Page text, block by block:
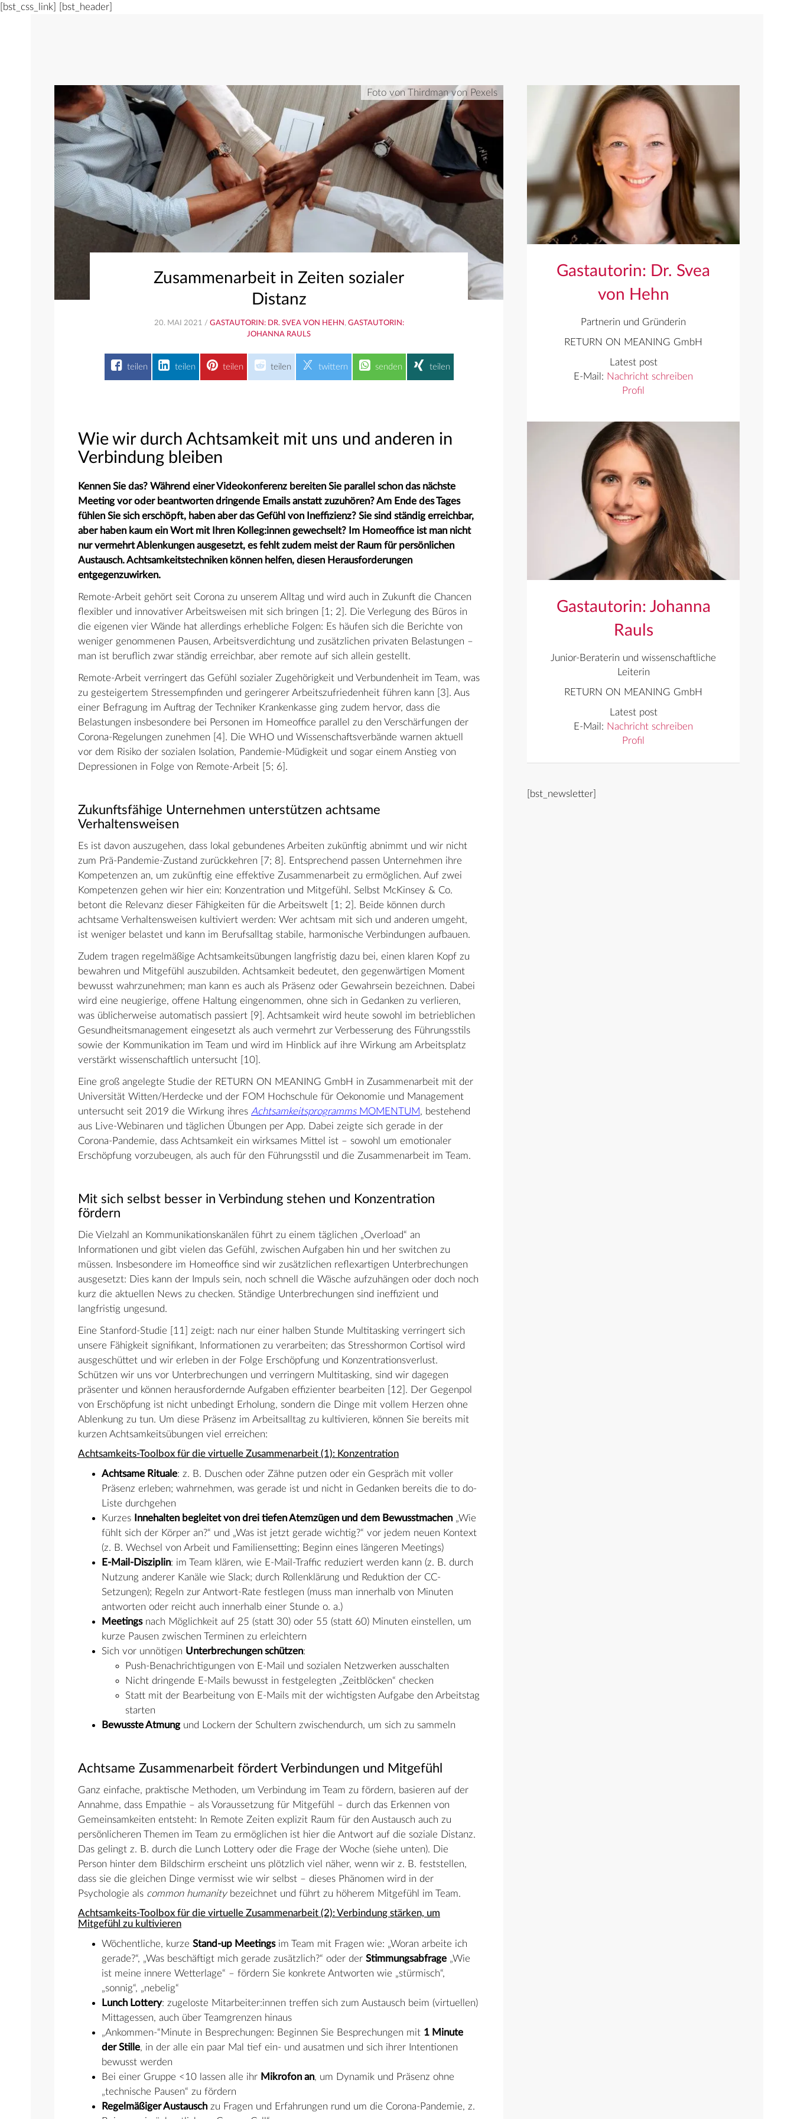
[bst_css_link] [bst_header]
Foto von Thirdman von Pexels
Zusammenarbeit in Zeiten sozialer
Distanz
20. MAI 2021 / GASTAUTORIN: DR. SVEA VON HEHN , GASTAUTORIN:
JOHANNA RAULS
teilen teilen teilen teilen twittern senden teilen
Wie wir durch Achtsamkeit mit uns und anderen in
Verbindung bleiben
Kennen Sie das? Während einer Videokonferenz bereiten Sie parallel schon das nächste
Meeting vor oder beantworten dringende Emails anstatt zuzuhören? Am Ende des Tages
fühlen Sie sich erschöpft, haben aber das Gefühl von Ineffizienz? Sie sind ständig erreichbar,
aber haben kaum ein Wort mit Ihren Kolleg:innen gewechselt? Im Homeoffice ist man nicht
nur vermehrt Ablenkungen ausgesetzt, es fehlt zudem meist der Raum für persönlichen
Austausch. Achtsamkeitstechniken können helfen, diesen Herausforderungen
entgegenzuwirken.
Remote-Arbeit gehört seit Corona zu unserem Alltag und wird auch in Zukunft die Chancen
flexibler und innovativer Arbeitsweisen mit sich bringen [1; 2]. Die Verlegung des Büros in
die eigenen vier Wände hat allerdings erhebliche Folgen: Es häufen sich die Berichte von
weniger genommenen Pausen, Arbeitsverdichtung und zusätzlichen privaten Belastungen –
man ist beruflich zwar ständig erreichbar, aber remote auf sich allein gestellt.
Remote-Arbeit verringert das Gefühl sozialer Zugehörigkeit und Verbundenheit im Team, was
zu gesteigertem Stressempfinden und geringerer Arbeitszufriedenheit führen kann [3]. Aus
einer Befragung im Auftrag der Techniker Krankenkasse ging zudem hervor, dass die
Belastungen insbesondere bei Personen im Homeoffice parallel zu den Verschärfungen der
Corona-Regelungen zunehmen [4]. Die WHO und Wissenschaftsverbände warnen aktuell
vor dem Risiko der sozialen Isolation, Pandemie-Müdigkeit und sogar einem Anstieg von
Depressionen in Folge von Remote-Arbeit [5; 6].
Zukunftsfähige Unternehmen unterstützen achtsame
Verhaltensweisen
Es ist davon auszugehen, dass lokal gebundenes Arbeiten zukünftig abnimmt und wir nicht
zum Prä-Pandemie-Zustand zurückkehren [7; 8]. Entsprechend passen Unternehmen ihre
Kompetenzen an, um zukünftig eine effektive Zusammenarbeit zu ermöglichen. Auf zwei
Kompetenzen gehen wir hier ein: Konzentration und Mitgefühl. Selbst McKinsey & Co.
betont die Relevanz dieser Fähigkeiten für die Arbeitswelt [1; 2]. Beide können durch
achtsame Verhaltensweisen kultiviert werden: Wer achtsam mit sich und anderen umgeht,
ist weniger belastet und kann im Berufsalltag stabile, harmonische Verbindungen aufbauen.
Zudem tragen regelmäßige Achtsamkeitsübungen langfristig dazu bei, einen klaren Kopf zu
bewahren und Mitgefühl auszubilden. Achtsamkeit bedeutet, den gegenwärtigen Moment
bewusst wahrzunehmen; man kann es auch als Präsenz oder Gewahrsein bezeichnen. Dabei
wird eine neugierige, offene Haltung eingenommen, ohne sich in Gedanken zu verlieren,
was üblicherweise automatisch passiert [9]. Achtsamkeit wird heute sowohl im betrieblichen
Gesundheitsmanagement eingesetzt als auch vermehrt zur Verbesserung des Führungsstils
sowie der Kommunikation im Team und wird im Hinblick auf ihre Wirkung am Arbeitsplatz
verstärkt wissenschaftlich untersucht [10].
Eine groß angelegte Studie der RETURN ON MEANING GmbH in Zusammenarbeit mit der
Universität Witten/Herdecke und der FOM Hochschule für Oekonomie und Management
untersucht seit 2019 die Wirkung ihres AchtsamkeitsprogrammsMOMENTUM, bestehend
aus Live-Webinaren und täglichen Übungen per App. Dabei zeigte sich gerade in der
Corona-Pandemie, dass Achtsamkeit ein wirksames Mittel ist – sowohl um emotionaler
Erschöpfung vorzubeugen, als auch für den Führungsstil und die Zusammenarbeit im Team.
Mit sich selbst besser in Verbindung stehen und Konzentration
fördern
Die Vielzahl an Kommunikationskanälen führt zu einem täglichen „Overload“ an
Informationen und gibt vielen das Gefühl, zwischen Aufgaben hin und her switchen zu
müssen. Insbesondere im Homeoffice sind wir zusätzlichen reflexartigen Unterbrechungen
ausgesetzt: Dies kann der Impuls sein, noch schnell die Wäsche aufzuhängen oder doch noch
kurz die aktuellen News zu checken. Ständige Unterbrechungen sind ineffizient und
langfristig ungesund.
Eine Stanford-Studie [11] zeigt: nach nur einer halben Stunde Multitasking verringert sich
unsere Fähigkeit signifikant, Informationen zu verarbeiten; das Stresshormon Cortisol wird
ausgeschüttet und wir erleben in der Folge Erschöpfung und Konzentrationsverlust.
Schützen wir uns vor Unterbrechungen und verringern Multitasking, sind wir dagegen
präsenter und können herausfordernde Aufgaben effizienter bearbeiten [12]. Der Gegenpol
von Erschöpfung ist nicht unbedingt Erholung, sondern die Dinge mit vollem Herzen ohne
Ablenkung zu tun. Um diese Präsenz im Arbeitsalltag zu kultivieren, können Sie bereits mit
kurzen Achtsamkeitsübungen viel erreichen:
Achtsamkeits-Toolbox für die virtuelle Zusammenarbeit (1): Konzentration
Achtsame Rituale: z. B. Duschen oder Zähne putzen oder ein Gespräch mit voller
Präsenz erleben; wahrnehmen, was gerade ist und nicht in Gedanken bereits die to do-
Liste durchgehen
Kurzes
Innehalten begleitet von drei tiefen Atemzügen und dem Bewusstmachen „Wie
fühlt sich der Körper an?“ und „Was ist jetzt gerade wichtig?“ vor jedem neuen Kontext
(z. B. Wechsel von Arbeit und Familiensetting; Beginn eines längeren Meetings)
E-Mail-Disziplin: im Team klären, wie E-Mail-Traffic reduziert werden kann (z. B. durch
Nutzung anderer Kanäle wie Slack; durch Rollenklärung und Reduktion der CC-
Setzungen); Regeln zur Antwort-Rate festlegen (muss man innerhalb von Minuten
antworten oder reicht auch innerhalb einer Stunde o. a.)
Meetingsnach Möglichkeit auf 25 (statt 30) oder 55 (statt 60) Minuten einstellen, um
kurze Pausen zwischen Terminen zu erleichtern
Sich vor unnötigen Unterbrechungen schützen:
Push-Benachrichtigungen von E-Mail und sozialen Netzwerken ausschalten
Nicht dringende E-Mails bewusst in festgelegten „Zeitblöcken“ checken
Statt mit der Bearbeitung von E-Mails mit der wichtigsten Aufgabe den Arbeitstag
starten
Bewusste Atmungund Lockern der Schultern zwischendurch, um sich zu sammeln
Achtsame Zusammenarbeit fördert Verbindungen und Mitgefühl
Ganz einfache, praktische Methoden, um Verbindung im Team zu fördern, basieren auf der
Annahme, dass Empathie – als Voraussetzung für Mitgefühl – durch das Erkennen von
Gemeinsamkeiten entsteht: In Remote Zeiten explizit Raum für den Austausch auch zu
persönlicheren Themen im Team zu ermöglichen ist hier die Antwort auf die soziale Distanz.
Das gelingt z. B. durch die Lunch Lottery oder die Frage der Woche (siehe unten). Die
Person hinter dem Bildschirm erscheint uns plötzlich viel näher, wenn wir z. B. feststellen,
dass sie die gleichen Dinge vermisst wie wir selbst – dieses Phänomen wird in der
Psychologie als common humanitybezeichnet und führt zu höherem Mitgefühl im Team.
Achtsamkeits-Toolbox für die virtuelle Zusammenarbeit (2): Verbindung stärken, um
Mitgefühl zu kultivieren
Wöchentliche, kurze Stand-up Meetingsim Team mit Fragen wie: „Woran arbeite ich
gerade?“, „Was beschäftigt mich gerade zusätzlich?“ oder der Stimmungsabfrage „Wie
ist meine innere Wetterlage“ – fördern Sie konkrete Antworten wie „stürmisch“,
„sonnig“, „nebelig“
Lunch Lottery: zugeloste Mitarbeiter:innen treffen sich zum Austausch beim (virtuellen)
Mittagessen, auch über Teamgrenzen hinaus
„Ankommen-“Minute in Besprechungen: Beginnen Sie Besprechungen mit 1 Minute
der Stille, in der alle ein paar Mal tief ein- und ausatmen und sich ihrer Intentionen
bewusst werden
Bei einer Gruppe <10 lassen alle ihr Mikrofon an, um Dynamik und Präsenz ohne
„technische Pausen“ zu fördern
Regelmäßiger Austausch zu Fragen und Erfahrungen rund um die Corona-Pandemie, z.
Gastautorin: Dr. Svea
von Hehn
Partnerin und Gründerin
RETURN ON MEANING GmbH
Latest post
E-Mail: Nachricht schreiben
Profil
Gastautorin: Johanna
Rauls
Junior-Beraterin und wissenschaftliche
Leiterin
RETURN ON MEANING GmbH
Latest post
E-Mail: Nachricht schreiben
Profil
[bst_newsletter]